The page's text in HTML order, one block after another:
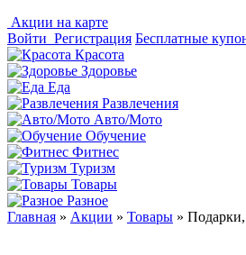
Акции на карте
Войти Регистрация Бесплатные
Красота
Здоровье
Еда
Развлечения
Авто/Мото
Обучение
Фитнес
Туризм
Товары
Разное
Главная » Акции » Товары »